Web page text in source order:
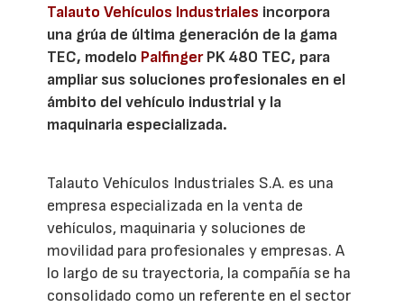
Talauto Vehículos Industriales incorpora
una grúa de última generación de la gama
TEC, modelo PalfingerPK 480 TEC, para
ampliar sus soluciones profesionales en el
ámbito del vehículo industrial y la
maquinaria especializada.
Talauto Vehículos Industriales S.A. es una
empresa especializada en la venta de
vehículos, maquinaria y soluciones de
movilidad para profesionales y empresas. A
lo largo de su trayectoria, la compañía se ha
consolidado como un referente en el sector